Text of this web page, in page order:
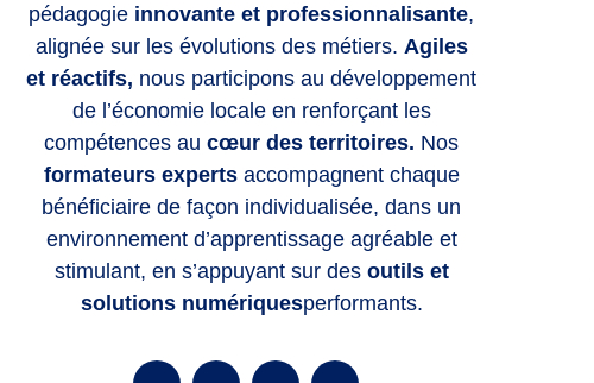
pédagogie innovante et professionnalisante,
alignée sur les évolutions des métiers. Agiles
et réactifs, nous participons au développement
de l’économie locale en renforçant les
compétences au cœur des territoires. Nos
formateurs expertsaccompagnent chaque
bénéficiaire de façon individualisée, dans un
environnement d’apprentissage agréable et
stimulant, en s’appuyant sur des outils et
solutions numériquesperformants.